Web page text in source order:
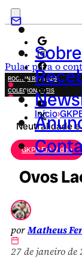
Pular para o
Sobre
ROCK IN RIO 2026
COLECIONÁVEIS
FESTA JUNINA
NOVIDADES
CAMPANHAS CRIATIVAS
Início›
Neutralidade e
GKPB Em Vídeo
Ovos
porMatheus
27 de janeiro de